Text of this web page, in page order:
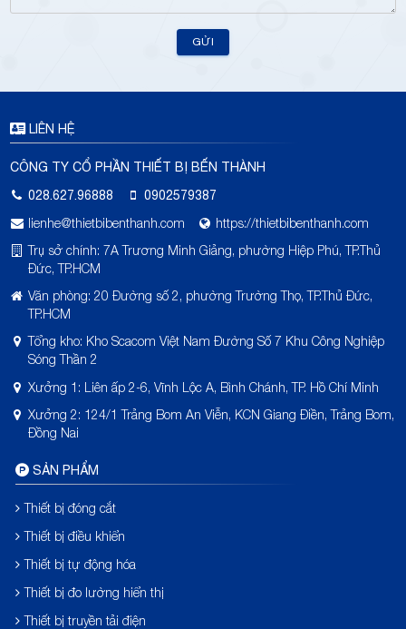
GỬI
LIÊN HỆ
CÔNG TY CỔ PHẦN THIẾT BỊ BẾN THÀNH
028.627.96888
0902579387
lienhe@thietbibenthanh.com
https://thietbibenthanh.com
Trụ sở chính: 7A Trương Minh Giảng, phường Hiệp Phú, TP.Thủ
Đức, TP.HCM
Văn phòng: 20 Đường số 2, phường Trường Thọ, TP.Thủ Đức,
TP.HCM
Tổng kho: Kho Scacom Việt Nam Đường Số 7 Khu Công Nghiệp
Sóng Thần 2
Xưởng 1: Liên ấp 2-6, Vĩnh Lộc A, Bình Chánh, TP. Hồ Chí Minh
Xưởng 2: 124/1 Trảng Bom An Viễn, KCN Giang Điền, Trảng Bom,
Đồng Nai
SẢN PHẨM
Thiết bị đóng cắt
Thiết bị điều khiển
Thiết bị tự động hóa
Thiết bị đo lường hiển thị
Thiết bị truyền tải điện